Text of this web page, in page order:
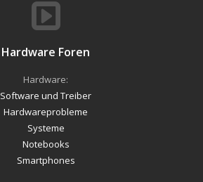
Hardware Foren
Hardware:
Software und Treiber
Hardwareprobleme
Systeme
Notebooks
Smartphones